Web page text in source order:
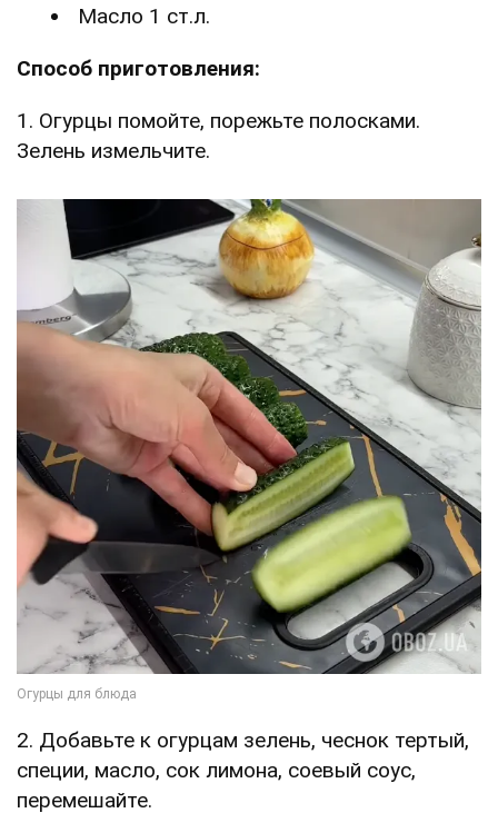
Масло 1 ст.л.
Способ приготовления:
1. Огурцы помойте, порежьте полосками.
Зелень измельчите.
2. Добавьте к огурцам зелень, чеснок тертый,
специи, масло, сок лимона, соевый соус,
перемешайте.